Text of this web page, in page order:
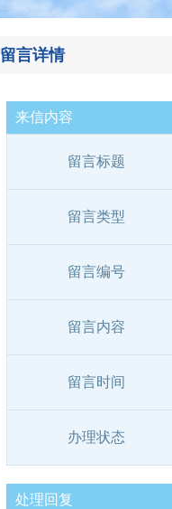
留言详情
来信内容
留言标题
留言类型
留言编号
留言内容
留言时间
办理状态
处理回复